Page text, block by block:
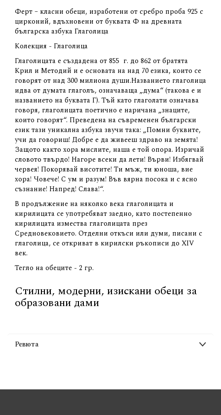
Ферт – класни обеци, изработени от сребро проба 925 с
цирконий, вдъхновени от буквата Ф на древната
българска азбука Глаголица
Колекция - Глаголица
Глаголицата е създадена от 855 г. до 862 от братята
Крил и Методий и е основата на над 70 езика, които се
говорят от над 300 милиона души.Названието глаголица
идва от думата глаголъ, означаваща „дума“ (такова е и
названието на буквата Г). Тъй като глаголати означава
говоря, глаголицата поетично е наричана „знаците,
които говорят“. Преведена на съвременен български
език тази уникална азбука звучи така: „Помни буквите,
учи да говориш! Добре е да живееш здраво на земята!
Защото както хора мислите, наша е той опора. Изричай
словото твърдо! Нагоре всеки да лети! Върви! Избягвай
червея! Покорявай висотите! Ти мъж, ти юноша, вие
хора! Човече! С ум и разум! Във вярна посока и с ясно
съзнание! Напред! Слава!“.
В продължение на няколко века глаголицата и
кирилицата се употребяват заедно, като постепенно
кирилицата измества глаголицата през
Средновековието. Отделни откъси или думи, писани с
глаголица, се откриват в кирилски ръкописи до XIV
век.
Тегло на обеците - 2 гр.
Стилни, модерни, изискани обеци за
образовани дами
Ревюта